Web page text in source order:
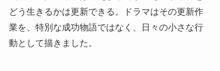
どう生きるかは更新できる。ドラマはその更新作
業を、特別な成功物語ではなく、日々の小さな行
動として描きました。